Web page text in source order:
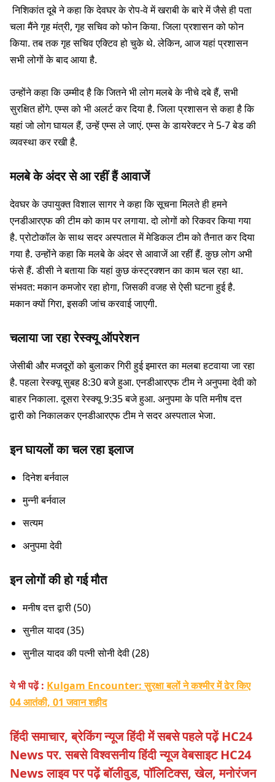
निशिकांत दूबे ने कहा कि देवघर के रोप-वे में खराबी के बारे में जैसे ही पता
चला मैंने गृह मंत्री, गृह सचिव को फोन किया. जिला प्रशासन को फोन
किया. तब तक गृह सचिव एक्टिव हो चुके थे. लेकिन, आज यहां प्रशासन
सभी लोगों के बाद आया है.
उन्होंने कहा कि उम्मीद है कि जितने भी लोग मलबे के नीचे दबे हैं, सभी
सुरक्षित होंगे. एम्स को भी अलर्ट कर दिया है. जिला प्रशासन से कहा है कि
यहां जो लोग घायल हैं, उन्हें एम्स ले जाएं. एम्स के डायरेक्टर ने 5-7 बेड की
व्यवस्था कर रखी है.
मलबे के अंदर से आ रहीं हैं आवाजें
देवघर के उपायुक्त विशाल सागर ने कहा कि सूचना मिलते ही हमने
एनडीआरएफ की टीम को काम पर लगाया. दो लोगों को रिकवर किया गया
है. प्रोटोकॉल के साथ सदर अस्पताल में मेडिकल टीम को तैनात कर दिया
गया है. उन्होंने कहा कि मलबे के अंदर से आवाजें आ रहीं हैं. कुछ लोग अभी
फंसे हैं. डीसी ने बताया कि यहां कुछ कंस्ट्रक्शन का काम चल रहा था.
संभवत: मकान कमजोर रहा होगा, जिसकी वजह से ऐसी घटना हुई है.
मकान क्यों गिरा, इसकी जांच करवाई जाएगी.
चलाया जा रहा रेस्क्यू ऑपरेशन
जेसीबी और मजदूरों को बुलाकर गिरी हुई इमारत का मलबा हटवाया जा रहा
है. पहला रेस्क्यू सुबह 8:30 बजे हुआ. एनडीआरएफ टीम ने अनुपमा देवी को
बाहर निकाला. दूसरा रेस्क्यू 9:35 बजे हुआ. अनुपमा के पति मनीष दत्त
द्वारी को निकालकर एनडीआरएफ टीम ने सदर अस्पताल भेजा.
इन घायलों का चल रहा इलाज
दिनेश बर्नवाल
मुन्नी बर्नवाल
सत्यम
अनुपमा देवी
इन लोगों की हो गई मौत
मनीष दत्त द्वारी (50)
सुनील यादव (35)
सुनील यादव की पत्नी सोनी देवी (28)
ये भी पढ़ें : Kulgam Encounter: सुरक्षा बलों ने कश्मीर में ढेर किए
04 आतंकी, 01 जवान शहीद
हिंदी समाचार, ब्रेकिंग न्यूज हिंदी में सबसे पहले पढ़ें HC24
News पर. सबसे विश्वसनीय हिंदी न्यूज वेबसाइट HC24
News लाइव पर पढ़ें बॉलीवुड, पॉलिटिक्स, खेल, मनोरंजन